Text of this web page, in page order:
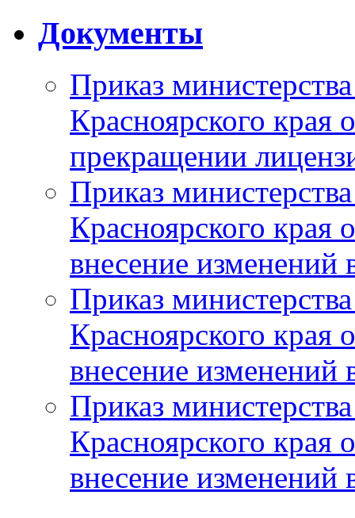
Документы
Приказ
Красноярского
прекращении
Приказ
Красноярского
внесение изменений
Приказ
Красноярского
внесение изменений
Приказ
Красноярского
внесение изменений